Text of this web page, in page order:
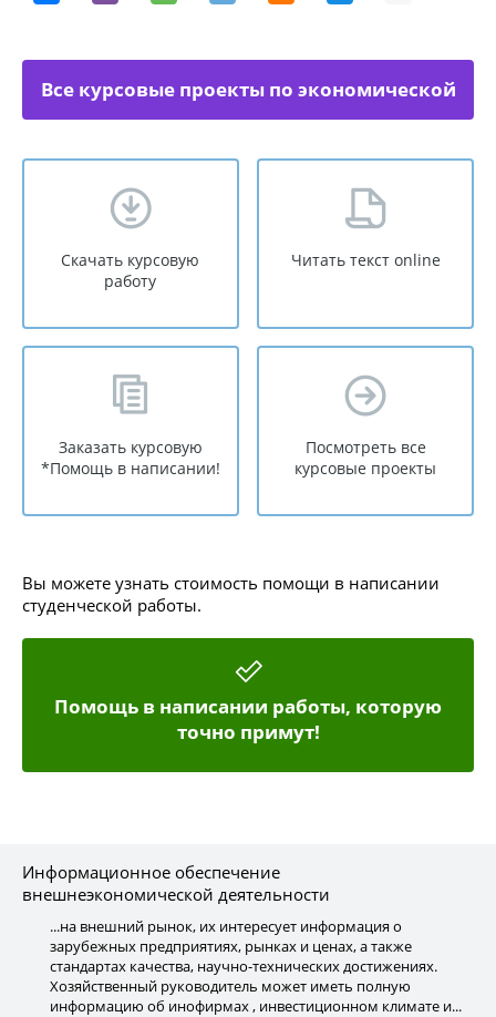
Все курсовые проекты по экономической
Скачать курсовую
работу
Читать текст online
Заказать курсовую
*Помощь в написании!
Посмотреть все
курсовые проекты
Вы можете узнать стоимость помощи в написании
студенческой работы.
Помощь в написании работы, которую
точно примут!
Информационное обеспечение
внешнеэкономической деятельности
...на внешний рынок, их интересует информация о
зарубежных предприятиях, рынках и ценах, а также
стандартах качества, научно-технических достижениях.
Хозяйственный руководитель может иметь полную
информацию об инофирмах , инвестиционном климате и...